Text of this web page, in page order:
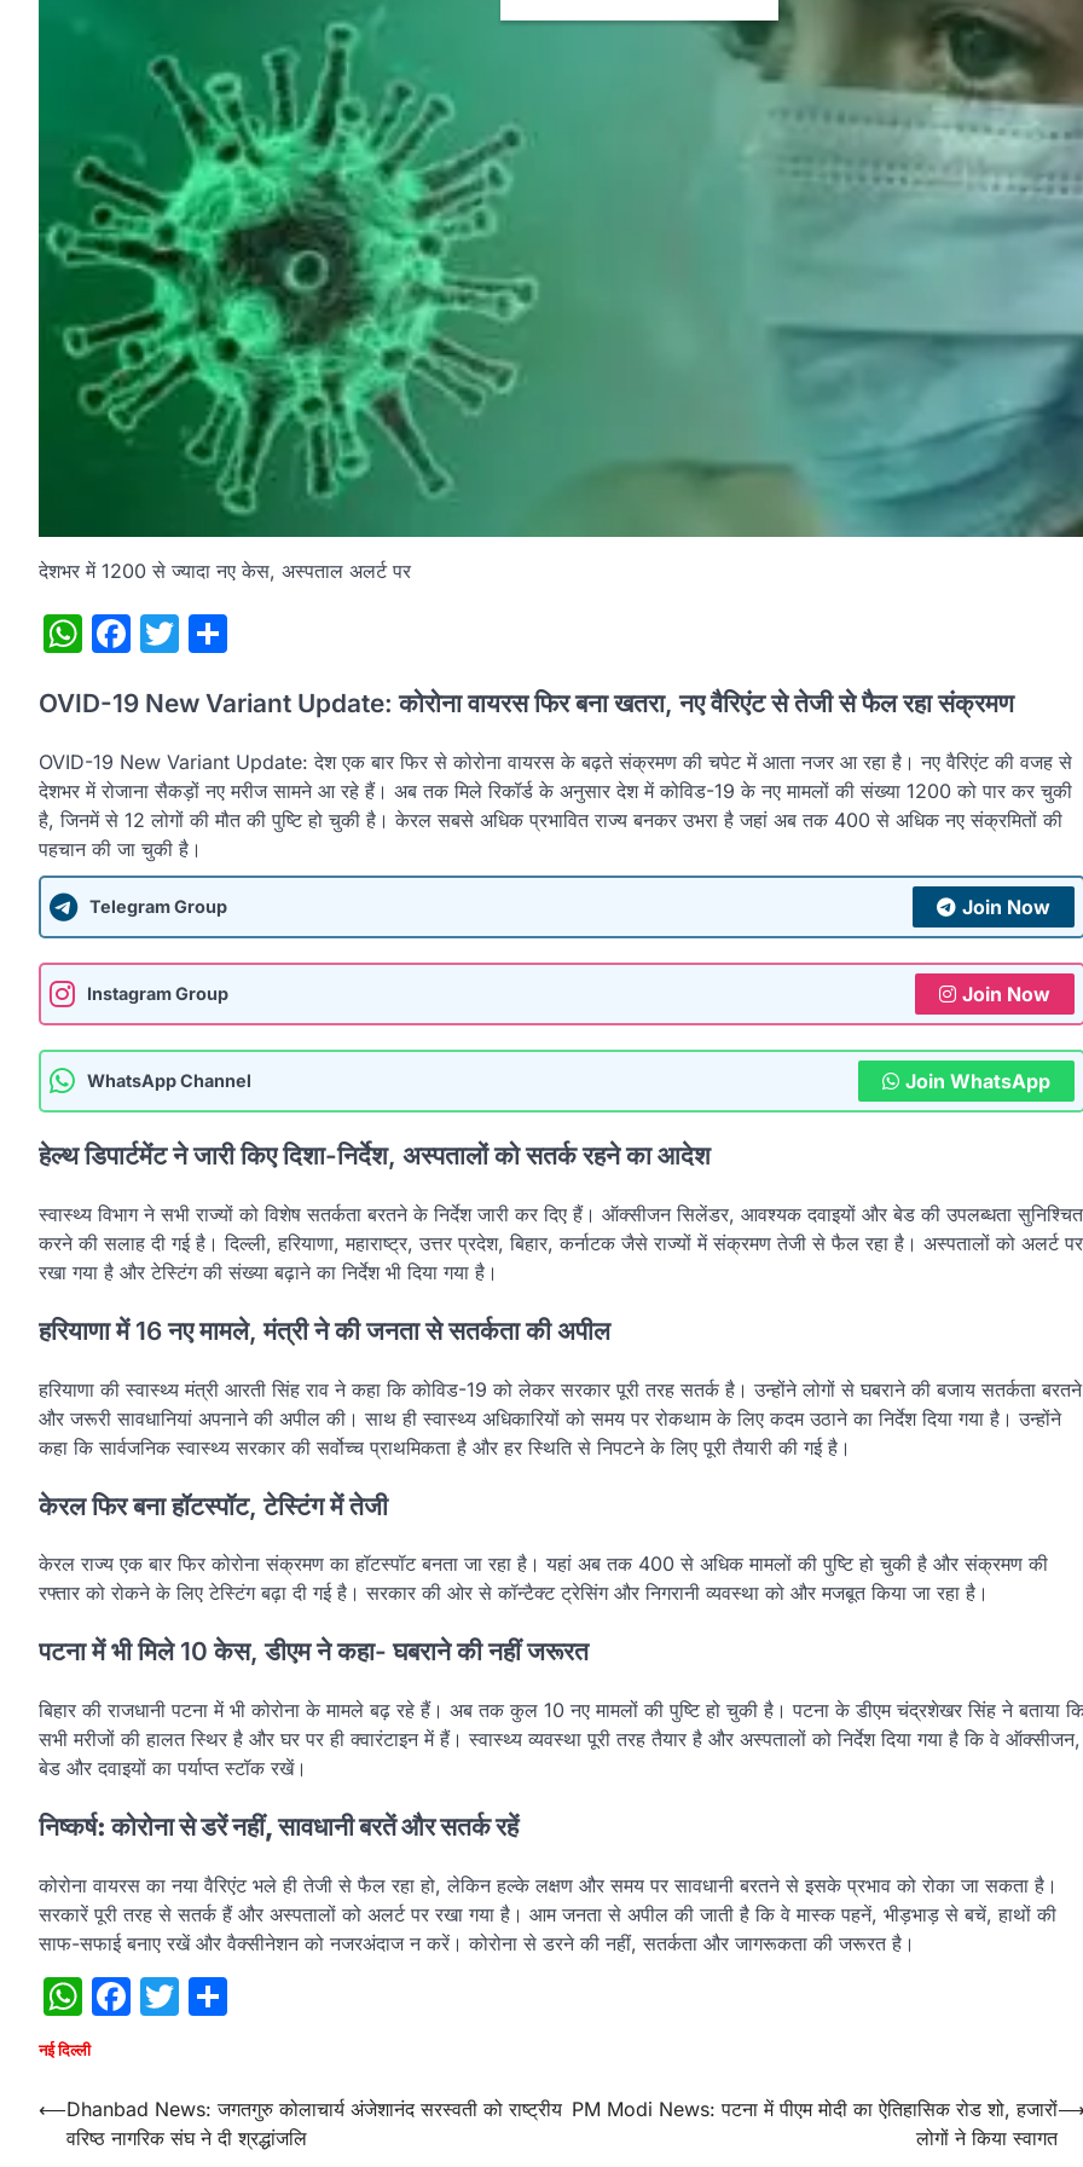
देशभर में 1200 से ज्यादा नए केस, अस्पताल अलर्ट पर
WhatsApp
Facebook
Twitter
OVID-19 New Variant Update: कोरोना वायरस फिर बना खतरा, नए वैरिएंट से तेजी से फैल रहा संक्रमण
OVID-19 New Variant Update: देश एक बार फिर से कोरोना वायरस के बढ़ते संक्रमण की चपेट में आता नजर आ रहा है। नए वैरिएंट की वजह से
देशभर में रोजाना सैकड़ों नए मरीज सामने आ रहे हैं। अब तक मिले रिकॉर्ड के अनुसार देश में कोविड-19 के नए मामलों की संख्या 1200 को पार कर चुकी
है, जिनमें से 12 लोगों की मौत की पुष्टि हो चुकी है। केरल सबसे अधिक प्रभावित राज्य बनकर उभरा है जहां अब तक 400 से अधिक नए संक्रमितों की
पहचान की जा चुकी है।
Telegram Group Join Now
Instagram Group Join Now
WhatsApp Channel Join WhatsApp
हेल्थ डिपार्टमेंट ने जारी किए दिशा-निर्देश, अस्पतालों को सतर्क रहने का आदेश
स्वास्थ्य विभाग ने सभी राज्यों को विशेष सतर्कता बरतने के निर्देश जारी कर दिए हैं। ऑक्सीजन सिलेंडर, आवश्यक दवाइयों और बेड की उपलब्धता सुनिश्चित
करने की सलाह दी गई है। दिल्ली, हरियाणा, महाराष्ट्र, उत्तर प्रदेश, बिहार, कर्नाटक जैसे राज्यों में संक्रमण तेजी से फैल रहा है। अस्पतालों को अलर्ट पर
रखा गया है और टेस्टिंग की संख्या बढ़ाने का निर्देश भी दिया गया है।
हरियाणा में 16 नए मामले, मंत्री ने की जनता से सतर्कता की अपील
हरियाणा की स्वास्थ्य मंत्री आरती सिंह राव ने कहा कि कोविड-19 को लेकर सरकार पूरी तरह सतर्क है। उन्होंने लोगों से घबराने की बजाय सतर्कता बरतने
और जरूरी सावधानियां अपनाने की अपील की। साथ ही स्वास्थ्य अधिकारियों को समय पर रोकथाम के लिए कदम उठाने का निर्देश दिया गया है। उन्होंने
कहा कि सार्वजनिक स्वास्थ्य सरकार की सर्वोच्च प्राथमिकता है और हर स्थिति से निपटने के लिए पूरी तैयारी की गई है।
केरल फिर बना हॉटस्पॉट, टेस्टिंग में तेजी
केरल राज्य एक बार फिर कोरोना संक्रमण का हॉटस्पॉट बनता जा रहा है। यहां अब तक 400 से अधिक मामलों की पुष्टि हो चुकी है और संक्रमण की
रफ्तार को रोकने के लिए टेस्टिंग बढ़ा दी गई है। सरकार की ओर से कॉन्टैक्ट ट्रेसिंग और निगरानी व्यवस्था को और मजबूत किया जा रहा है।
पटना में भी मिले 10 केस, डीएम ने कहा- घबराने की नहीं जरूरत
बिहार की राजधानी पटना में भी कोरोना के मामले बढ़ रहे हैं। अब तक कुल 10 नए मामलों की पुष्टि हो चुकी है। पटना के डीएम चंद्रशेखर सिंह ने बताया
सभी मरीजों की हालत स्थिर है और घर पर ही क्वारंटाइन में हैं। स्वास्थ्य व्यवस्था पूरी तरह तैयार है और अस्पतालों को निर्देश दिया गया है कि वे ऑक्सीजन,
बेड और दवाइयों का पर्याप्त स्टॉक रखें।
निष्कर्ष: कोरोना से डरें नहीं, सावधानी बरतें और सतर्क रहें
कोरोना वायरस का नया वैरिएंट भले ही तेजी से फैल रहा हो, लेकिन हल्के लक्षण और समय पर सावधानी बरतने से इसके प्रभाव को रोका जा सकता है।
सरकारें पूरी तरह से सतर्क हैं और अस्पतालों को अलर्ट पर रखा गया है। आम जनता से अपील की जाती है कि वे मास्क पहनें, भीड़भाड़ से बचें, हाथों की
साफ-सफाई बनाए रखें और वैक्सीनेशन को नजरअंदाज न करें। कोरोना से डरने की नहीं, सतर्कता और जागरूकता की जरूरत है।
WhatsApp
Facebook
Twitter
नई दिल्ली
Post
navigation
⟵Dhanbad News: जगतगुरु कोलाचार्य अंजेशानंद सरस्वती को राष्ट्रीय
वरिष्ठ नागरिक संघ ने दी श्रद्धांजलि
PM Modi News: पटना में पीएम मोदी का ऐतिहासिक रोड शो, हजारों
लोगों ने किया स्वागत